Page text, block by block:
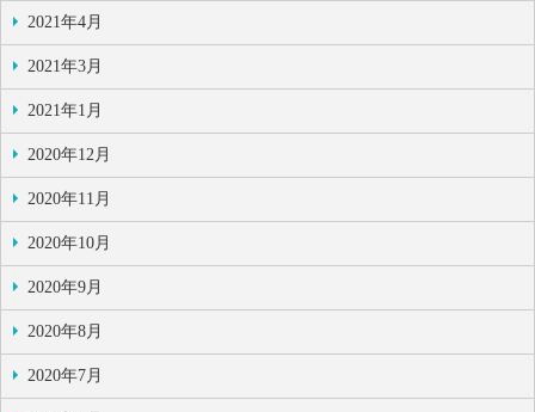
2021年4月
2021年3月
2021年1月
2020年12月
2020年11月
2020年10月
2020年9月
2020年8月
2020年7月